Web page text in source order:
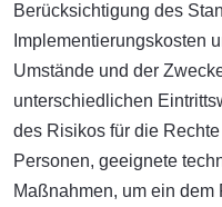
Berücksichtigung des
Implementierungskosten
Umstände und der
unterschiedlichen
des Risikos für die
Personen, geeignete
Maßnahmen, um ein